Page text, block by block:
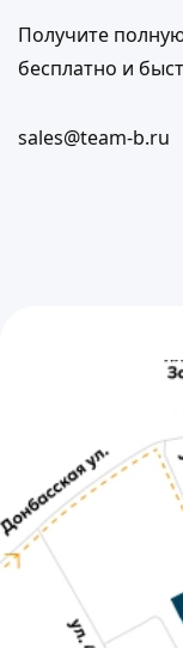
Получите
бесплатно и
sales@team-b.ru